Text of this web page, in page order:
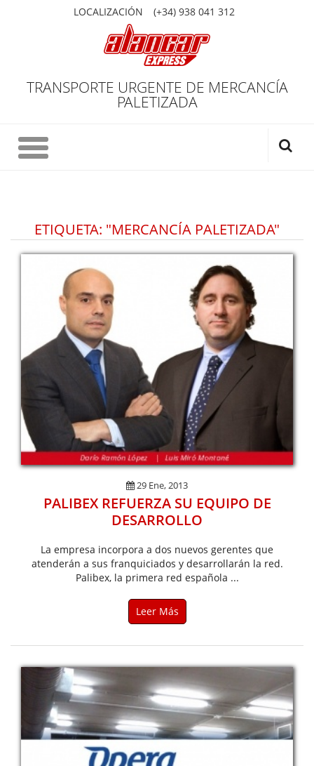
LOCALIZACIÓN (+34) 938 041 312
TRANSPORTE URGENTE DE MERCANCÍA
PALETIZADA
ETIQUETA: "MERCANCÍA PALETIZADA"
29 Ene, 2013
PALIBEX REFUERZA SU EQUIPO DE
DESARROLLO
La empresa incorpora a dos nuevos gerentes que
atenderán a sus franquiciados y desarrollarán la red.
Palibex, la primera red española ...
Leer Más